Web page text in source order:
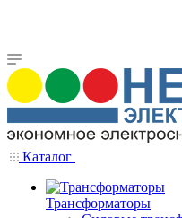
Каталог
Трансформаторы